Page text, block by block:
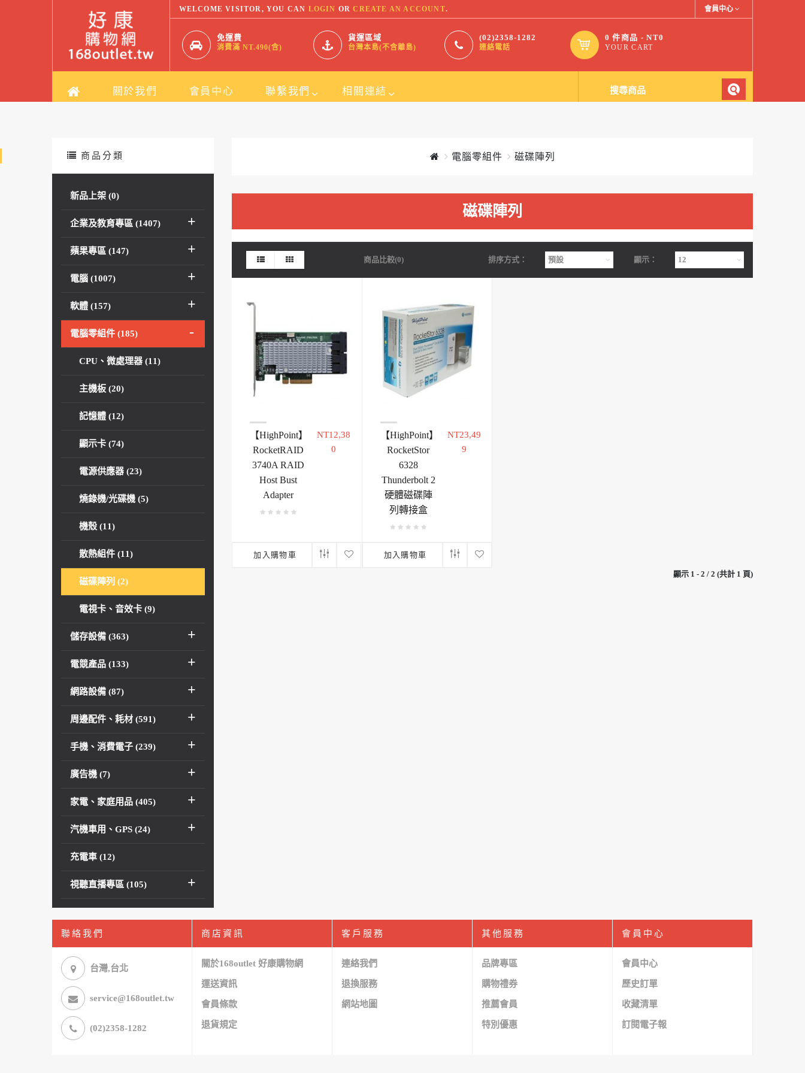
WELCOME VISITOR, YOU CAN LOGIN ORCREATE AN ACCOUNT. 會員中心
免運費
消費滿 NT.490(含)
貨運區域
台灣本島(不含離島)
(02)2358-1282
連絡電話
0 件商品 - NT0
YOUR CART
關於我們 會員中心 聯繫我們
service@168outlet.tw
相關連結
商品分類
新品上架 (0)
企業及教育專區 (1407)
蘋果專區 (147)
電腦 (1007)
軟體 (157)
電腦零組件 (185)
CPU、微處理器 (11)
主機板 (20)
記憶體 (12)
顯示卡 (74)
電源供應器 (23)
燒錄機/光碟機 (5)
機殼 (11)
散熱組件 (11)
磁碟陣列 (2)
電視卡、音效卡 (9)
儲存設備 (363)
電競產品 (133)
網路設備 (87)
周邊配件、耗材 (591)
手機、消費電子 (239)
廣告機 (7)
家電、家庭用品 (405)
汽機車用、GPS (24)
充電車 (12)
視聽直播專區 (105)
電腦零組件 磁碟陣列
磁碟陣列
商品比較(0) 排序方式： 顯示：
【HighPoint】
RocketRAID
3740A RAID
Host Bust
Adapter
NT12,38
0
加入購物車
【HighPoint】
RocketStor
6328
Thunderbolt 2
硬體磁碟陣
列轉接盒
NT23,49
9
加入購物車
顯示 1 - 2 / 2 (共計 1 頁)
聯絡我們
台灣,台北
service@168outlet.tw
(02)2358-1282
商店資訊
關於168outlet 好康購物網
運送資訊
會員條款
退貨規定
客戶服務
連絡我們
退換服務
網站地圖
其他服務
品牌專區
購物禮券
推薦會員
特別優惠
會員中心
會員中心
歷史訂單
收藏清單
訂閱電子報